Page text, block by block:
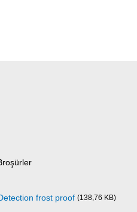
frost proof (138,76 KB)